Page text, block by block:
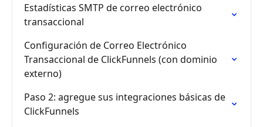
Estadísticas SMTP de correo electrónico
transaccional
Configuración de Correo Electrónico
Transaccional de ClickFunnels (con dominio
externo)
Paso 2: agregue sus integraciones básicas de
ClickFunnels